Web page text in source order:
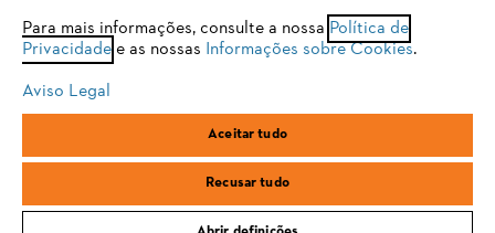
Condições gerais de venda Proteção de Dados
Sobre nós
R.C.Emp. Ed.3-P.0-Lj.2
firefox chrome
safari edge
Para mais informações, consulte a nossa Política de
Privacidadee as nossas Informações sobre Cookies.
Aviso Legal
Aceitar tudo
Recusar tudo